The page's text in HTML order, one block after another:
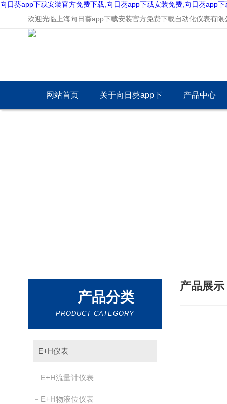
向日葵app下载安装官方免费下载,向日葵app下载安装免费,向日葵app
欢迎光临上海向日葵app下载安装官方免费下载自动化仪表有限公
网站首页 关于向日葵app下 产品中心
产品分类
PRODUCT CATEGORY
E+H仪表
E+H流量计仪表
E+H物液位仪表
产品展示